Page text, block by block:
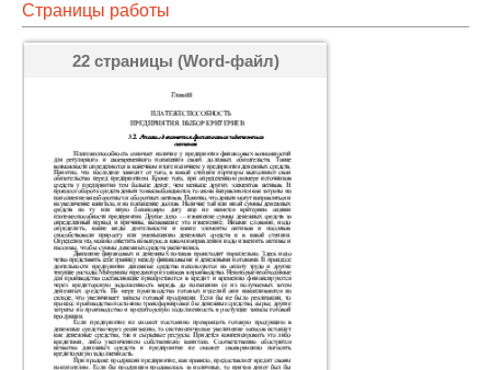
Страницы работы
22 страницы (Word-файл)